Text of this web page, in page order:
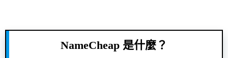
NameCheap 是什麼？